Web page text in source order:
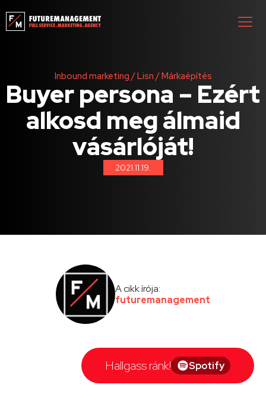
Inbound marketing /Lisn /Márkaépítés
Buyer persona – Ezért
alkosd meg álmaid
vásárlóját!
2021.11.19.
A cikk írója:
futuremanagement
Hallgass ránk! Spotify